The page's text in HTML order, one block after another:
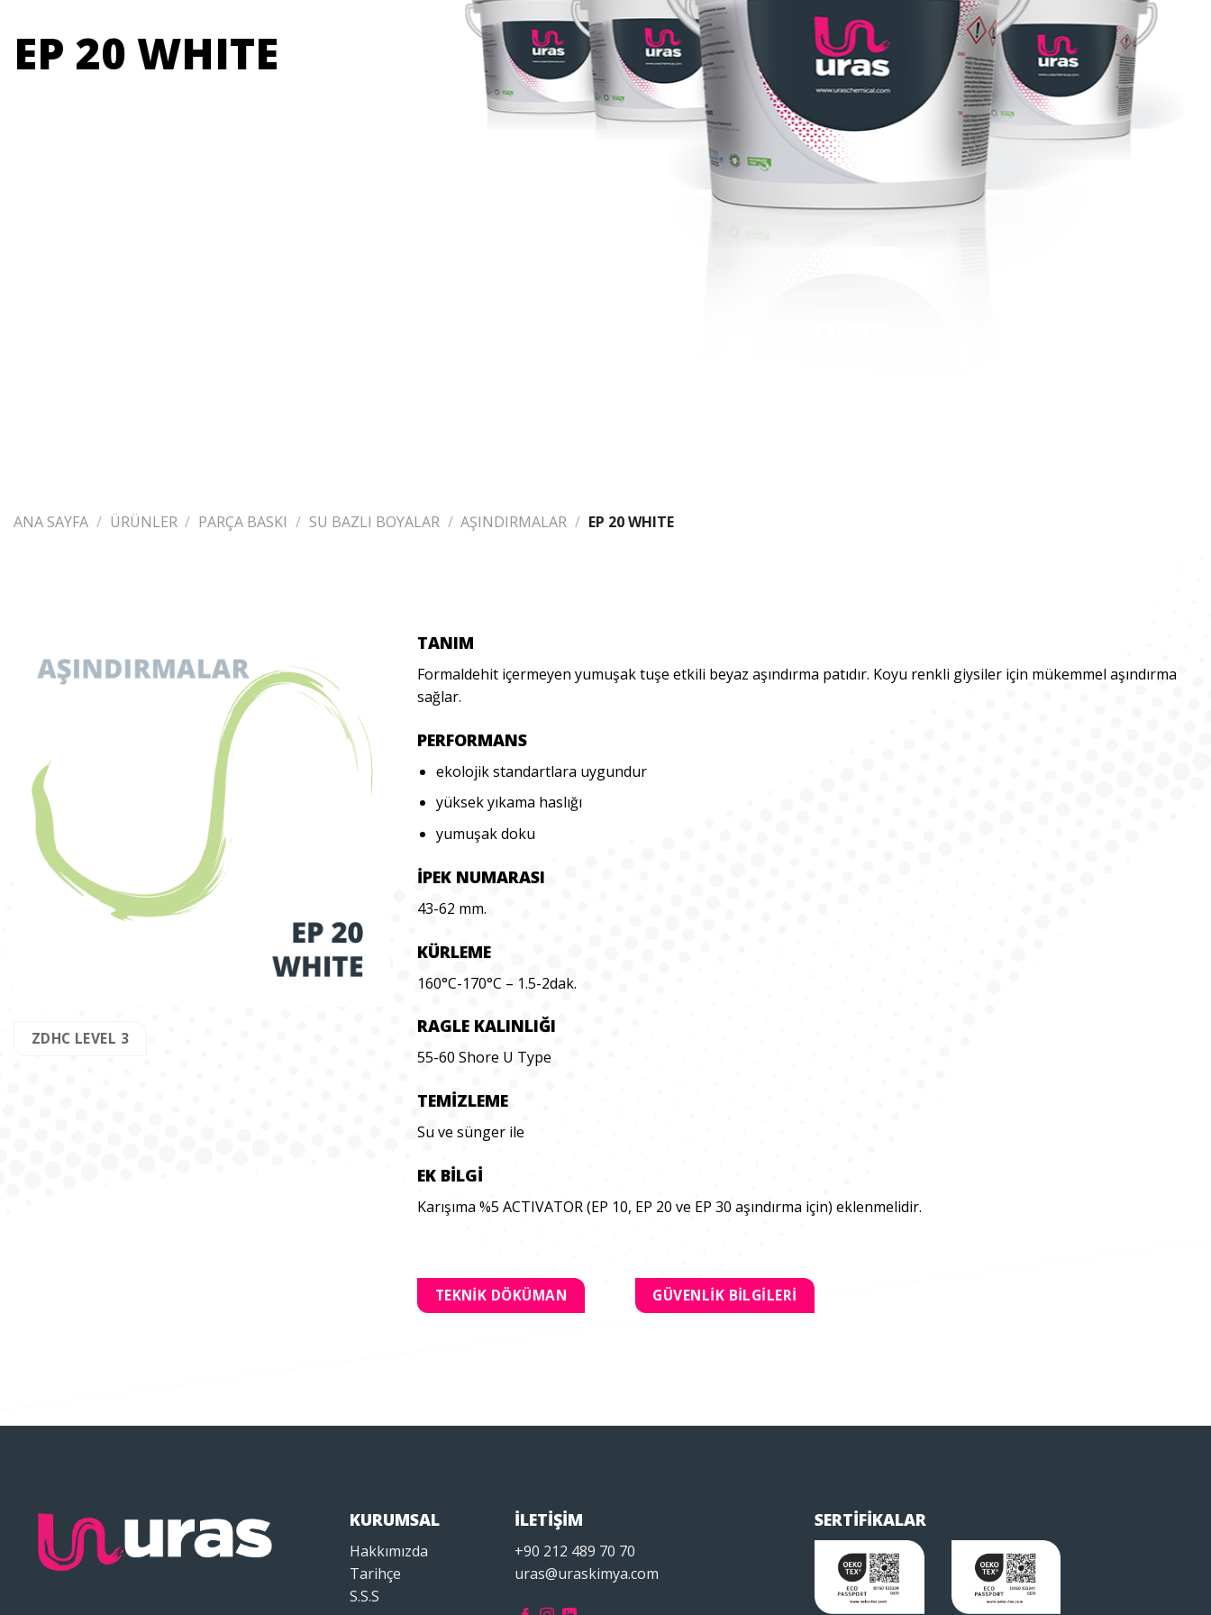
EP 20 WHITE
ANA SAYFA / ÜRÜNLER / PARÇA BASKI / SU BAZLI BOYALAR / AŞINDIRMALAR / EP 20 WHITE
ZDHC LEVEL 3
TANIM
Formaldehit içermeyen yumuşak tuşe etkili beyaz aşındırma patıdır. Koyu renkli giysiler için mükemmel aşındırma
sağlar.
PERFORMANS
ekolojik standartlara uygundur
yüksek yıkama haslığı
yumuşak doku
İPEK NUMARASI
43-62 mm.
KÜRLEME
160°C-170°C – 1.5-2dak.
RAGLE KALINLIĞI
55-60 Shore U Type
TEMİZLEME
Su ve sünger ile
EK BİLGİ
Karışıma %5 ACTIVATOR (EP 10, EP 20 ve EP 30 aşındırma için) eklenmelidir.
TEKNİK DÖKÜMAN GÜVENLİK BİLGİLERİ
KURUMSAL
Hakkımızda
Tarihçe
S.S.S
İLETİŞİM
+90 212 489 70 70
uras@uraskimya.com
SERTİFİKALAR